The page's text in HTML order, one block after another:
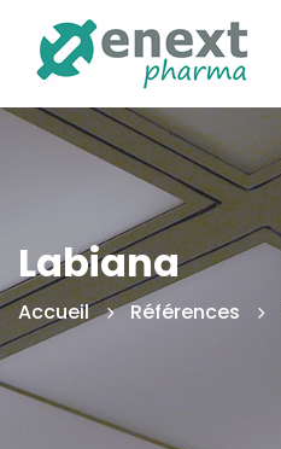
Labiana
Accueil Références